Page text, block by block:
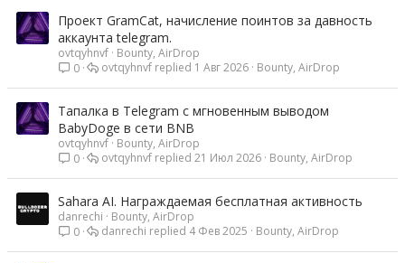
Проект GramCat, начисление поинтов за давность
аккаунта telegram.
ovtqyhnvf Bounty, AirDrop
0
Bounty, AirDrop
1 Авг 2026
ovtqyhnvf
Тапалка в Telegram с мгновенным выводом
BabyDoge в сети BNB
ovtqyhnvf Bounty, AirDrop
0
Bounty, AirDrop
21 Июл 2026
ovtqyhnvf
Sahara AI. Награждаемая бесплатная активность
danrechi
Bounty, AirDrop
0
Bounty, AirDrop
4 Фев 2025
danrechi